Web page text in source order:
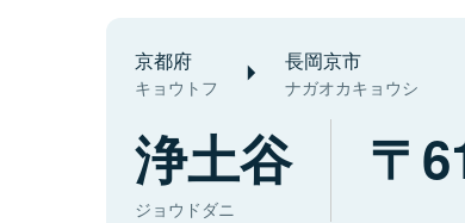
京都府
キョウトフ
長岡京市
ナガオカキョウシ
浄土谷
ジョウドダニ